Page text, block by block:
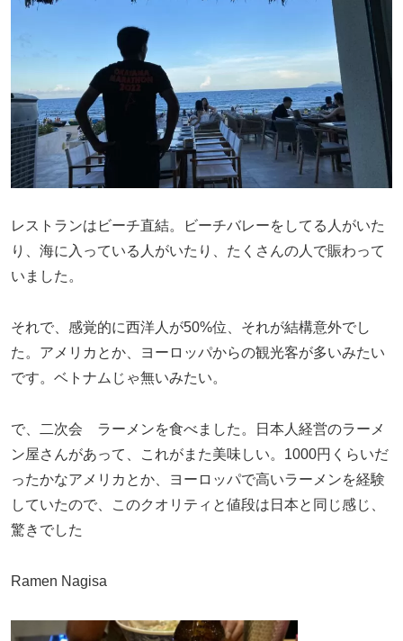
レストランはビーチ直結。ビーチバレーをしてる人がいた
り、海に入っている人がいたり、たくさんの人で賑わって
いました。
それで、感覚的に西洋人が50%位、それが結構意外でし
た。アメリカとか、ヨーロッパからの観光客が多いみたい
です。ベトナムじゃ無いみたい。
で、二次会 ラーメンを食べました。日本人経営のラーメ
ン屋さんがあって、これがまた美味しい。1000円くらいだ
ったかなアメリカとか、ヨーロッパで高いラーメンを経験
していたので、このクオリティと値段は日本と同じ感じ、
驚きでした
Ramen Nagisa